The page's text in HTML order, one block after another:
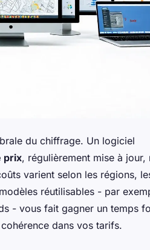
du chiffrage. Un logiciel
prix, régulièrement mise à jour,
varient selon les régions,
réutilisables - par
- vous fait gagner un temps
dans vos tarifs.